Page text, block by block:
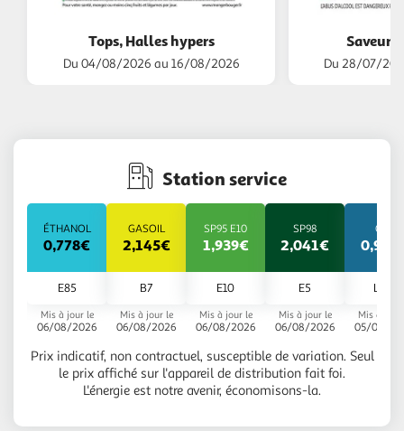
Tops, Halles hypers
Du 04/08/2026 au 16/08/2026
Saveurs
Du 28/07/
Station service
ÉTHANOL
0,778€
E85
Mis à jour le
06/08/2026
GASOIL
2,145€
B7
Mis à jour le
06/08/2026
SP95 E10
1,939€
E10
Mis à jour le
06/08/2026
SP98
2,041€
E5
Mis à jour le
06/08/2026
GPL
LGP
Mis à jour
05/08/
Prix indicatif, non contractuel, susceptible de variation. Seul
le prix affiché sur l'appareil de distribution fait foi.
L'énergie est notre avenir, économisons-la.